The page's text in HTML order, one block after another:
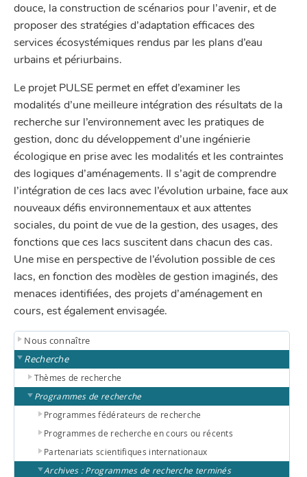
douce, la construction de scénarios pour l’avenir, et de
proposer des stratégies d’adaptation efficaces des
services écosystémiques rendus par les plans d’eau
urbains et périurbains.
Le projet PULSE permet en effet d’examiner les
modalités d’une meilleure intégration des résultats de la
recherche sur l’environnement avec les pratiques de
gestion, donc du développement d’une ingénierie
écologique en prise avec les modalités et les contraintes
des logiques d’aménagements. Il s’agit de comprendre
l’intégration de ces lacs avec l’évolution urbaine, face aux
nouveaux défis environnementaux et aux attentes
sociales, du point de vue de la gestion, des usages, des
fonctions que ces lacs suscitent dans chacun des cas.
Une mise en perspective de l’évolution possible de ces
lacs, en fonction des modèles de gestion imaginés, des
menaces identifiées, des projets d’aménagement en
cours, est également envisagée.
Nous connaître
Recherche
Thèmes de recherche
Programmes de recherche
Programmes fédérateurs de recherche
Programmes de recherche en cours ou récents
Partenariats scientifiques internationaux
Archives : Programmes de recherche terminés